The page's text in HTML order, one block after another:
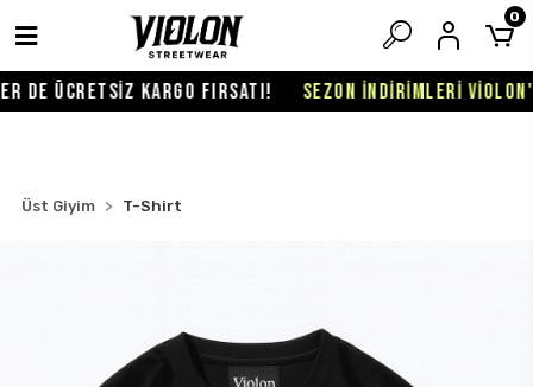
ÜCRETSİZ KARGO FIRSATI! SEZON İNDİRİMLERİ
0
Üst Giyim T-Shirt